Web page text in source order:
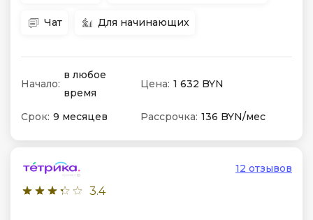
Чат Для начинающих
Начало:
в любое
время
Цена: 1 632 BYN
Срок: 9 месяцев Рассрочка: 136 BYN/мес
3.4
12 отзывов